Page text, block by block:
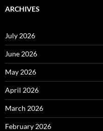
ARCHIVES
July 2026
June 2026
May 2026
April 2026
March 2026
February 2026